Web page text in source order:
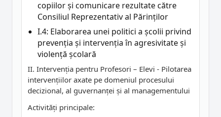
copiilor și comunicare rezultate către
Consiliul Reprezentativ al Părinților
I.4: Elaborarea unei politici a școlii privind
prevenția și intervenția în agresivitate și
violență școlară
II. Intervenția pentru Profesori – Elevi - Pilotarea
intervențiilor axate pe domeniul procesului
decizional, al guvernanței și al managementului
Activități principale: